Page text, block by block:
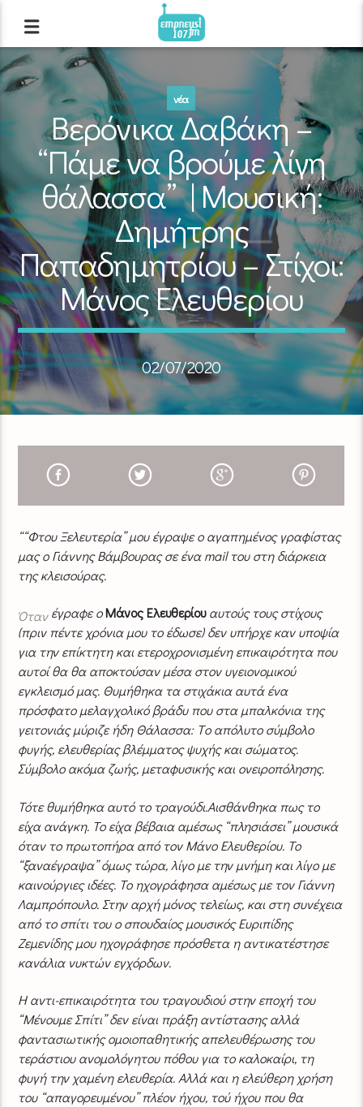
νέα
Βερόνικα Δαβάκη –
“Πάμε να βρούμε λίγη
θάλασσα” | Μουσική:
Δημήτρης
Παπαδημητρίου – Στίχοι:
Μάνος Ελευθερίου
02/07/2020
““Φτου Ξελευτερία” μου έγραψε ο αγαπημένος γραφίστας
μας ο Γιάννης Βάμβουρας σε ένα mail του στη διάρκεια
της κλεισούρας.
Ότανέγραφε οΜάνος Ελευθερίουαυτούς τους στίχους
(πριν πέντε χρόνια μου το έδωσε) δεν υπήρχε καν υποψία
για την επίκτητη και ετεροχρονισμένη επικαιρότητα που
αυτοί θα θα αποκτούσαν μέσα στον υγειονομικού
εγκλεισμό μας. Θυμήθηκα τα στιχάκια αυτά ένα
πρόσφατο μελαγχολικό βράδυ που στα μπαλκόνια της
γειτονιάς μύριζε ήδη Θάλασσα: Tο απόλυτο σύμβολο
φυγής, ελευθερίας βλέμματος ψυχής και σώματος.
Σύμβολο ακόμα ζωής, μεταφυσικής και ονειροπόλησης.
Τότε θυμήθηκα αυτό το τραγούδι.Αισθάνθηκα πως το
είχα ανάγκη. Το είχα βέβαια αμέσως “πλησιάσει” μουσικά
όταν το πρωτοπήρα από τον Μάνο Ελευθερίου. Το
“ξαναέγραψα” όμως τώρα, λίγο με την μνήμη και λίγο με
καινούργιες ιδέες. Το ηχογράφησα αμέσως με τον Γιάννη
Λαμπρόπουλο. Στην αρχή μόνος τελείως, και στη συνέχεια
από το σπίτι του ο σπουδαίος μουσικός Ευριπίδης
Ζεμενίδης μου ηχογράφησε πρόσθετα η αντικατέστησε
κανάλια νυκτών εγχόρδων.
Η αντι-επικαιρότητα του τραγουδιού στην εποχή του
“Μένουμε Σπίτι” δεν είναι πράξη αντίστασης αλλά
φαντασιωτικής ομοιοπαθητικής απελευθέρωσης του
τεράστιου ανομολόγητου πόθου για το καλοκαίρι, τη
φυγή την χαμένη ελευθερία. Αλλά και η ελεύθερη χρήση
του “απαγορευμένου” πλέον ήχου, τού ήχου που θα